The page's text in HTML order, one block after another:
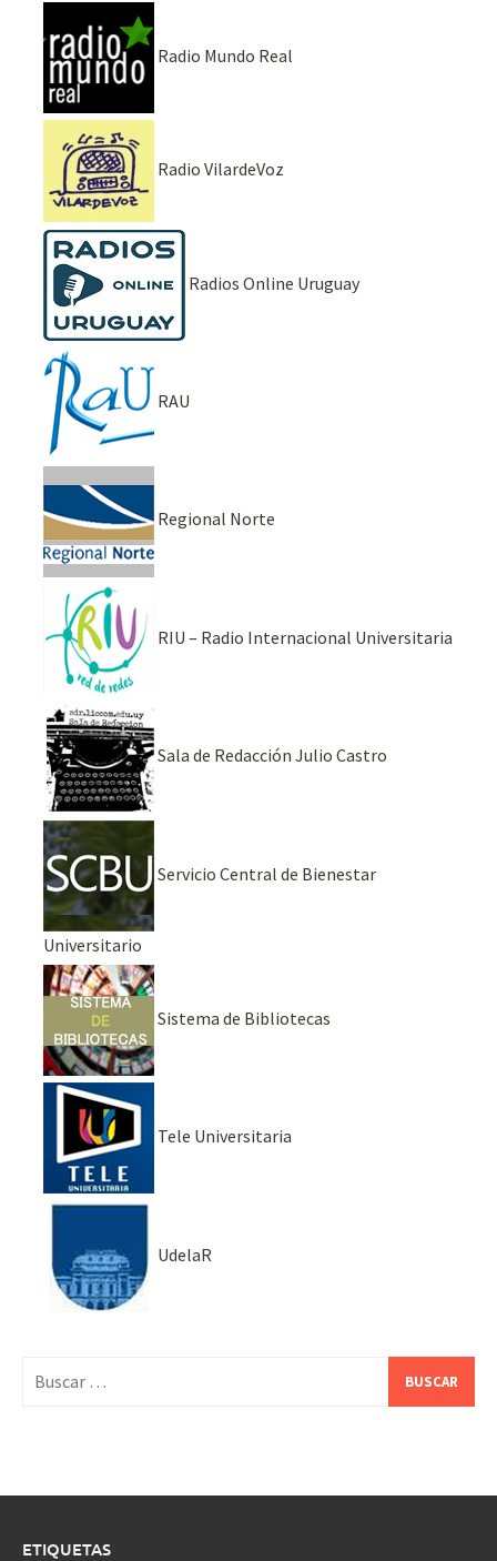
Radio Mundo Real
Radio VilardeVoz
Radios Online Uruguay
RAU
Regional Norte
RIU – Radio Internacional Universitaria
Sala de Redacción Julio Castro
Servicio Central de Bienestar
Universitario
Sistema de Bibliotecas
Tele Universitaria
UdelaR
ETIQUETAS